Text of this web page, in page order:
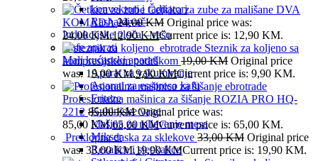
konvektori i radijatori
Rashalđivač
Indukcijske ploča – rešo
Kafe aparati
Mali kućanski aparati
Aparat za vakumiranje
Aparati za esspreso kafu
Friteze
Kuhinjske vage
Mašina za mljevenje mesa
Mikser
Rezalice i sjeckalice
Četkica za zube za mališane DVA
KOMADA24,00KM Original price was:
24,00 KM.12,90KMCurrent price is: 12,90 KM.
Steznik za koljeno sa
kompresijskom podrškom 19,00KM Original price
was: 19,00 KM.9,90KMCurrent price is: 9,90 KM.
Profesionalna mašinica za šišanje ROZIA PRO HQ-
2212 85,00KM Original price was:
85,00 KM.65,00KMCurrent price is: 65,00 KM.
Preklopna daska za sklekove 33,00KM Original price
was: 33,00 KM.19,90KMCurrent price is: 19,90 KM.